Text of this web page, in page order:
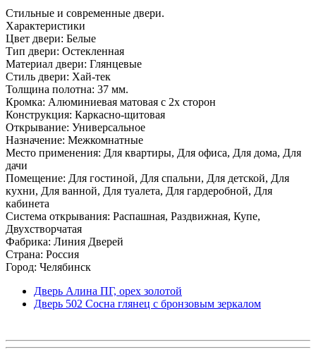
Стильные и современные двери.
Характеристики
Цвет двери: Белые
Тип двери: Остекленная
Материал двери: Глянцевые
Стиль двери: Хай-тек
Толщина полотна: 37 мм.
Кромка: Алюминиевая матовая с 2х сторон
Конструкция: Каркасно-щитовая
Открывание: Универсальное
Назначение: Межкомнатные
Место применения: Для квартиры, Для офиса, Для дома, Для
дачи
Помещение: Для гостиной, Для спальни, Для детской, Для
кухни, Для ванной, Для туалета, Для гардеробной, Для
кабинета
Система открывания: Распашная, Раздвижная, Купе,
Двухстворчатая
Фабрика: Линия Дверей
Страна: Россия
Город: Челябинск
Дверь Алина ПГ, орех золотой
Дверь 502 Сосна глянец с бронзовым зеркалом